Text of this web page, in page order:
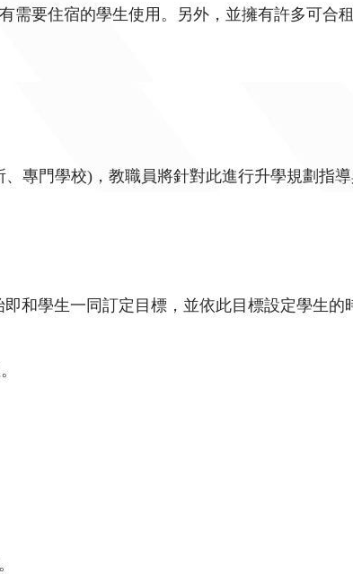
要住宿的學生使用。另外，並擁有許多可合
專門學校)，教職員將針對此進行升學規劃指導
和學生一同訂定目標，並依此目標設定學生的